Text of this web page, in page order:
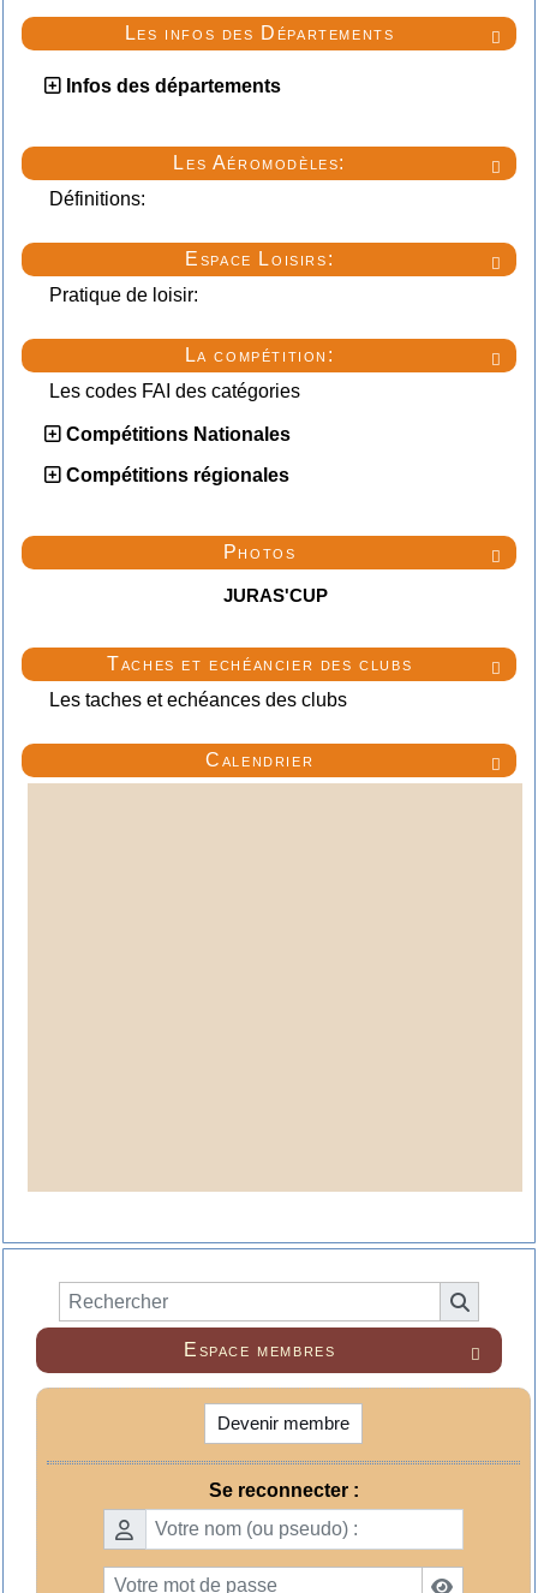

Les infos des Départements
Infos des départements

Les Aéromodèles:
Définitions:

Espace Loisirs:
Pratique de loisir:

La compétition:
Les codes FAI des catégories
Compétitions Nationales
Compétitions régionales

Photos
JURAS'CUP

Taches et echéancier des clubs
Les taches et echéances des clubs

Calendrier

Espace membres
Devenir membre
Se reconnecter :